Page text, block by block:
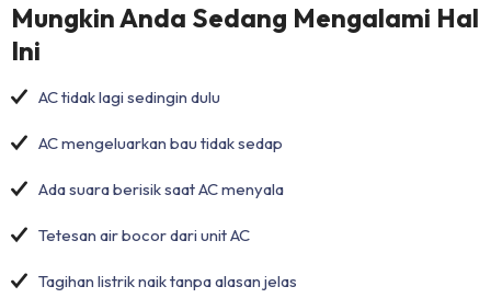
Mungkin Anda Sedang Mengalami Hal
Ini
AC tidak lagi sedingin dulu
AC mengeluarkan bau tidak sedap
Ada suara berisik saat AC menyala
Tetesan air bocor dari unit AC
Tagihan listrik naik tanpa alasan jelas